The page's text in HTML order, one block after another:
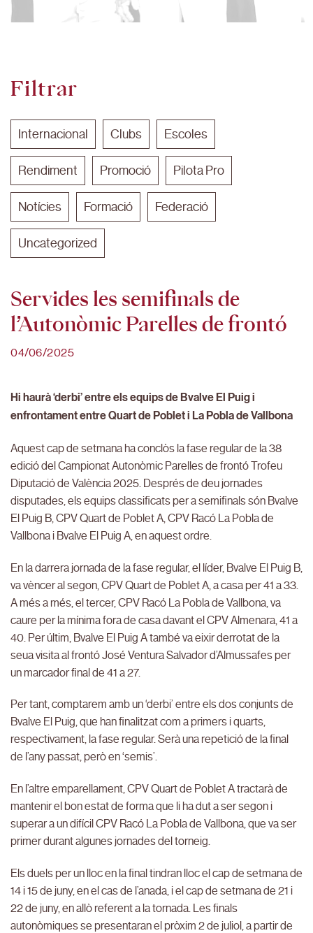
Filtrar
Internacional Clubs Escoles
Rendiment Promoció Pilota Pro
Notícies Formació Federació
Uncategorized
Servides les semifinals de
l’Autonòmic Parelles de frontó
04/06/2025
Hi haurà ‘derbi’ entre els equips de Bvalve El Puig i
enfrontament entre Quart de Poblet i La Pobla de Vallbona
Aquest cap de setmana ha conclòs la fase regular de la 38
edició del Campionat Autonòmic Parelles de frontó Trofeu
Diputació de València 2025. Després de deu jornades
disputades, els equips classificats per a semifinals són Bvalve
El Puig B, CPV Quart de Poblet A, CPV Racó La Pobla de
Vallbona i Bvalve El Puig A, en aquest ordre.
En la darrera jornada de la fase regular, el líder, Bvalve El Puig B,
va vèncer al segon, CPV Quart de Poblet A, a casa per 41 a 33.
A més a més, el tercer, CPV Racó La Pobla de Vallbona, va
caure per la mínima fora de casa davant el CPV Almenara, 41 a
40. Per últim, Bvalve El Puig A també va eixir derrotat de la
seua visita al frontó José Ventura Salvador d’Almussafes per
un marcador final de 41 a 27.
Per tant, comptarem amb un ‘derbi’ entre els dos conjunts de
Bvalve El Puig, que han finalitzat com a primers i quarts,
respectivament, la fase regular. Serà una repetició de la final
de l’any passat, però en ‘semis’.
En l’altre emparellament, CPV Quart de Poblet A tractarà de
mantenir el bon estat de forma que li ha dut a ser segon i
superar a un difícil CPV Racó La Pobla de Vallbona, que va ser
primer durant algunes jornades del torneig.
Els duels per un lloc en la final tindran lloc el cap de setmana de
14 i 15 de juny, en el cas de l’anada, i el cap de setmana de 21 i
22 de juny, en allò referent a la tornada. Les finals
autonòmiques se presentaran el pròxim 2 de juliol, a partir de